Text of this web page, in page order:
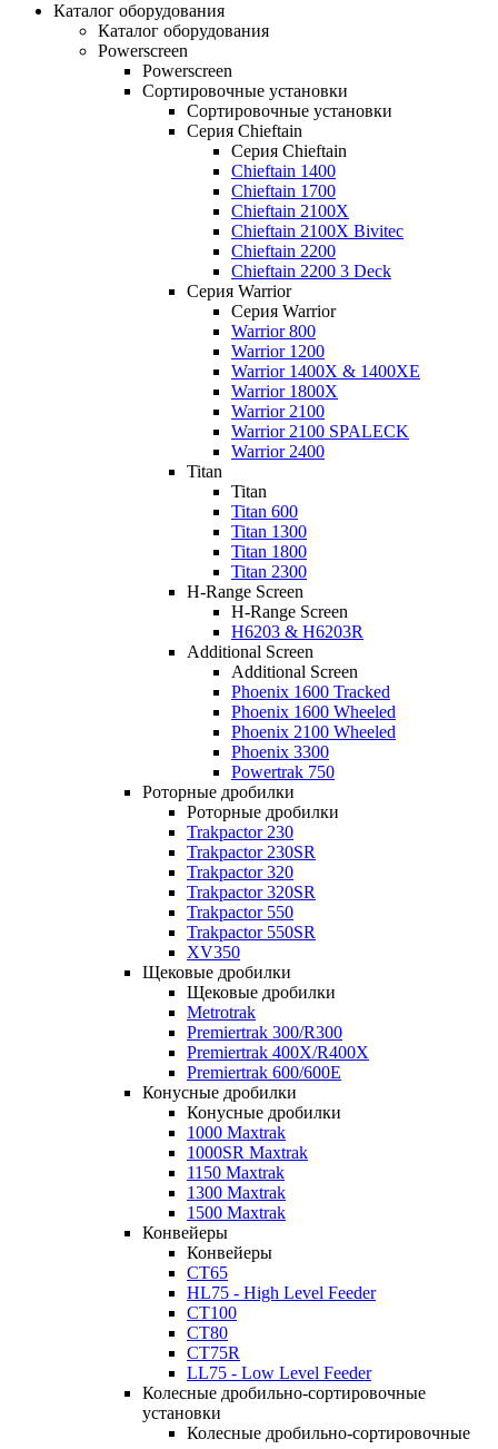
Каталог оборудования
Каталог оборудования
Powerscreen
Powerscreen
Сортировочные установки
Сортировочные установки
Серия Chieftain
Серия Chieftain
Chieftain 1400
Chieftain 1700
Chieftain 2100X
Chieftain 2100X Bivitec
Chieftain 2200
Chieftain 2200 3 Deck
Серия Warrior
Серия Warrior
Warrior 800
Warrior 1200
Warrior 1400X & 1400XE
Warrior 1800X
Warrior 2100
Warrior 2100 SPALECK
Warrior 2400
Titan
Titan
Titan 600
Titan 1300
Titan 1800
Titan 2300
H-Range Screen
H-Range Screen
H6203 & H6203R
Additional Screen
Additional Screen
Phoenix 1600 Tracked
Phoenix 1600 Wheeled
Phoenix 2100 Wheeled
Phoenix 3300
Powertrak 750
Роторные дробилки
Роторные дробилки
Trakpactor 230
Trakpactor 230SR
Trakpactor 320
Trakpactor 320SR
Trakpactor 550
Trakpactor 550SR
XV350
Щековые дробилки
Щековые дробилки
Metrotrak
Premiertrak 300/R300
Premiertrak 400X/R400X
Premiertrak 600/600E
Конусные дробилки
Конусные дробилки
1000 Maxtrak
1000SR Maxtrak
1150 Maxtrak
1300 Maxtrak
1500 Maxtrak
Конвейеры
Конвейеры
CT65
HL75 - High Level Feeder
CT100
CT80
CT75R
LL75 - Low Level Feeder
Колесные дробильно-сортировочные
установки
Колесные дробильно-сортировочные